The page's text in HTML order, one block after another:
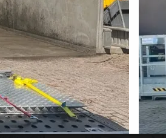
CAPRI